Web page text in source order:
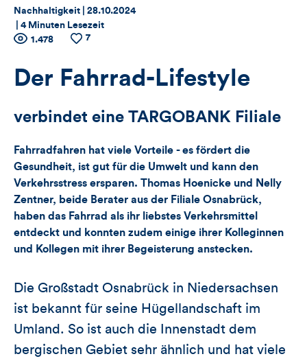
Thema:
Nachhaltigkeit | Datum:
28.10.2024
4 Minuten Lesezeit
Zähler
für
Views,
und
Kommentare
dieses
Artikels
Anzahl
Views
1.478
Anzahl
Likes
7
Der Fahrrad-Lifestyle
verbindet eine TARGOBANK Filiale
Fahrradfahren hat viele Vorteile - es fördert die
Gesundheit, ist gut für die Umwelt und kann den
Verkehrsstress ersparen. Thomas Hoenicke und Nelly
Zentner, beide Berater aus der Filiale Osnabrück,
haben das Fahrrad als ihr liebstes Verkehrsmittel
entdeckt und konnten zudem einige ihrer Kolleginnen
und Kollegen mit ihrer Begeisterung anstecken.
Die Großstadt Osnabrück in Niedersachsen
ist bekannt für seine Hügellandschaft im
Umland. So ist auch die Innenstadt dem
bergischen Gebiet sehr ähnlich und hat viele